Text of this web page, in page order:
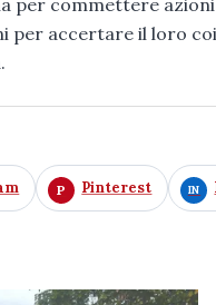
per accertare il loro
Pinterest